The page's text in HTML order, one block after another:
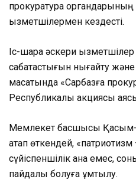
прокуратура органдарының
қызметшілермен кездесті.
Іс-шара әскери қызметшілер
сабақтастығын нығайту
мақсатында «Сарбазға
Республикалық акциясы
Мемлекет басшысы Қасым-
атап өткендей,
сүйіспеншілік қана емес,
пайдалы болуға ұмтылу.